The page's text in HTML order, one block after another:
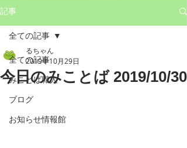
記事
全ての記事
みことば職人
ブログ
お知らせ情報館
全ての記事
今日のみことば 2019/10/30
るちゃん
2019年10月29日